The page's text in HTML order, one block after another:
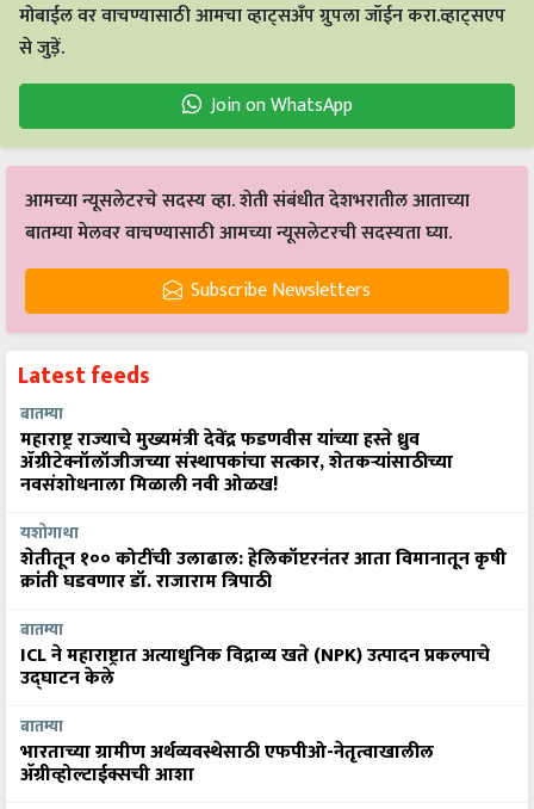
मोबाईल वर वाचण्यासाठी आमचा व्हाट्सअँप ग्रुपला जॉईन करा.व्हाट्सएप
से जुड़ें.
Join on WhatsApp
आमच्या न्यूसलेटरचे सदस्य व्हा. शेती संबंधीत देशभरातील आताच्या
बातम्या मेलवर वाचण्यासाठी आमच्या न्यूसलेटरची सदस्यता घ्या.
Subscribe Newsletters
Latest feeds
बातम्या
महाराष्ट्र राज्याचे मुख्यमंत्री देवेंद्र फडणवीस यांच्या हस्ते ध्रुव
ॲग्रीटेक्नॉलॉजीजच्या संस्थापकांचा सत्कार, शेतकऱ्यांसाठीच्या
नवसंशोधनाला मिळाली नवी ओळख!
यशोगाथा
शेतीतून १०० कोटींची उलाढाल: हेलिकॉप्टरनंतर आता विमानातून कृषी
क्रांती घडवणार डॉ. राजाराम त्रिपाठी
बातम्या
ICL ने महाराष्ट्रात अत्याधुनिक विद्राव्य खते (NPK) उत्पादन प्रकल्पाचे
उद्घाटन केले
बातम्या
भारताच्या ग्रामीण अर्थव्यवस्थेसाठी एफपीओ-नेतृत्वाखालील
अ‍ॅग्रीव्होल्टाईक्सची आशा